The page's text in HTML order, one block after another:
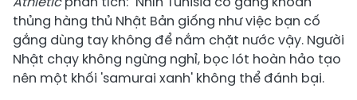
thủng hàng thủ Nhật Bản giống như việc bạn cố
gắng dùng tay không để nắm chặt nước vậy. Người
Nhật chạy không ngừng nghỉ, bọc lót hoàn hảo tạo
nên một khối 'samurai xanh' không thể đánh bại.